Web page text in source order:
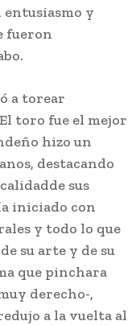
y
fueron
a torear
toro fue el mejor
hizo un
destacando
sus
iniciado con
y todo lo que
su arte y de su
que pinchara
derecho-,
a la vuelta al